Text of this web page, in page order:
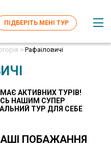
ПІДБЕРІТЬ МЕНІ ТУР
> Рафаіловичі
АКТИВНИХ ТУРІВ!
НАШИМ СУПЕР
ТУР ДЛЯ СЕБЕ
ПОБАЖАННЯ